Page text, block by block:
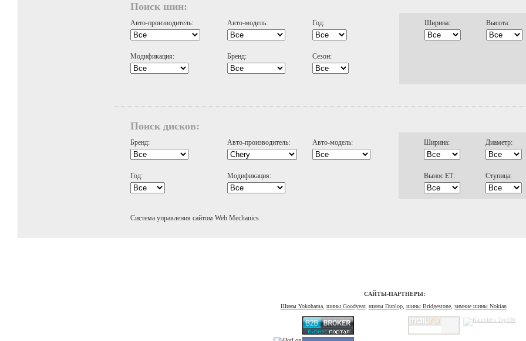
Поиск шин:
Авто-производитель: Авто-модель: Год:
Модификация: Бренд: Сезон:
Ширина: Высота:
Поиск дисков:
Бренд: Авто-производитель: Авто-модель:
Год: Модификация:
Ширина: Диаметр:
Вынос ЕТ: Ступица:
Система управления сайтом Web Mechanics.
САЙТЫ-ПАРТНЕРЫ:
Шины Yokohama, шины Goodyear, шины Dunlop, шины Bridgestone, зимние шины Nokian